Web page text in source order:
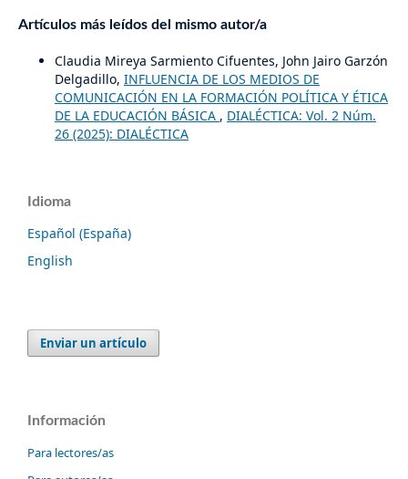
Artículos más leídos del mismo autor/a
Claudia Mireya Sarmiento Cifuentes, John Jairo Garzón
Delgadillo, INFLUENCIA DE LOS MEDIOS DE
COMUNICACIÓN EN LA FORMACIÓN POLÍTICA Y ÉTICA
DE LA EDUCACIÓN BÁSICA , DIALÉCTICA: Vol. 2 Núm.
26 (2025): DIALÉCTICA
Idioma
Español (España)
English
Enviar un artículo
Información
Para lectores/as